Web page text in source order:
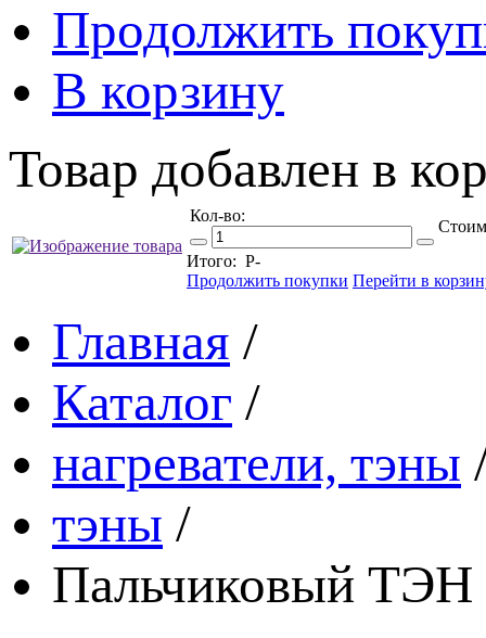
Продолжить
В корзину
Товар добавлен в
Кол-во:
Итого: Р-
Продолжить покупки Перейти в
Главная /
Каталог /
нагреватели, тэны
тэны /
Пальчиковый